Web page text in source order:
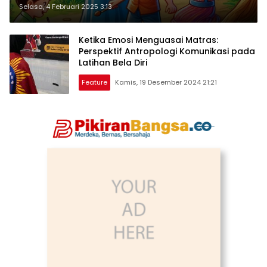
dan Konseling
Selasa, 4 Februari 2025 3:13
Ketika Emosi Menguasai Matras:
Perspektif Antropologi Komunikasi pada
Latihan Bela Diri
Feature Kamis, 19 Desember 2024 21:21